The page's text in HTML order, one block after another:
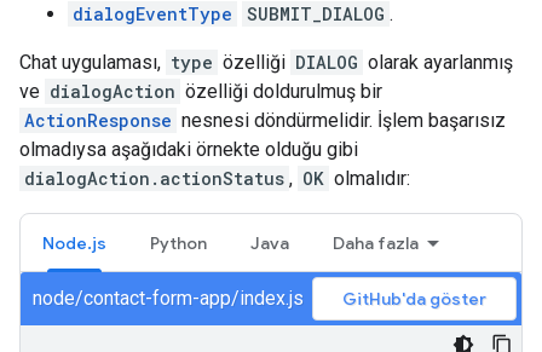
dialogEventType
SUBMIT_DIALOG .
Chat uygulaması, type özelliği DIALOG olarak ayarlanmış
ve dialogAction özelliği doldurulmuş bir
ActionResponse nesnesi döndürmelidir. İşlem başarısız
olmadıysa aşağıdaki örnekte olduğu gibi
dialogAction.actionStatus , OK olmalıdır:
Node.js Python Java Daha fazla
node/contact-form-app/index.js GitHub'da göster